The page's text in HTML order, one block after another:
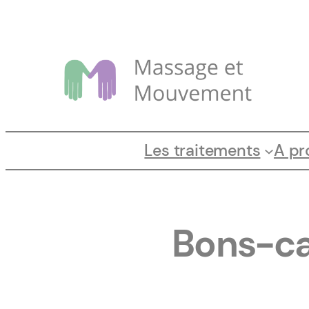
Les traitements A
Bons-